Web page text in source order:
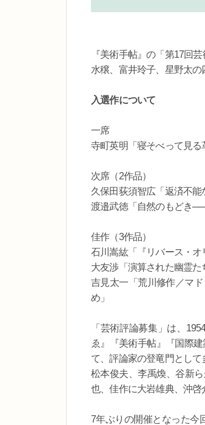
『美術手帖』の「第17回
水穣、富井玲子、星野太の
入選作について
一席
寺町英明「寝そべって見る
次席（2作品）
久保田荻須智広「返済不
渡邉武徳「自然のもどき
佳作（3作品）
石川嵩紘「『リバース・
大友渉「演算された幽霊
吉見太一「荒川修作／マ
め」
「芸術評論募集」は、
ゑ』『美術手帖』『国際
て、評論家の登竜門とし
松本俊夫、李禹煥、谷新
也、佳作に大岩雄典、沖啓
7年ぶりの開催となった今